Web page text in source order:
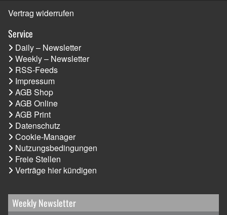
Vertrag widerrufen
Service
Daily – Newsletter
Weekly – Newsletter
RSS-Feeds
Impressum
AGB Shop
AGB Online
AGB Print
Datenschutz
Cookie-Manager
Nutzungsbedingungen
Freie Stellen
Verträge hier kündigen
Weekly Newsletter